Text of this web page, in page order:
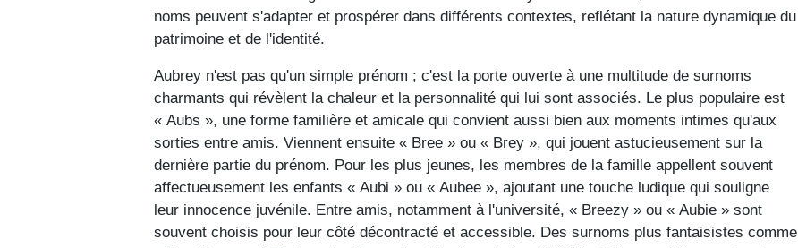
noms peuvent s'adapter et prospérer dans différents contextes, reflétant la nature dynamique du
patrimoine et de l'identité.
Aubrey n'est pas qu'un simple prénom ; c'est la porte ouverte à une multitude de surnoms
charmants qui révèlent la chaleur et la personnalité qui lui sont associés. Le plus populaire est
« Aubs », une forme familière et amicale qui convient aussi bien aux moments intimes qu'aux
sorties entre amis. Viennent ensuite « Bree » ou « Brey », qui jouent astucieusement sur la
dernière partie du prénom. Pour les plus jeunes, les membres de la famille appellent souvent
affectueusement les enfants « Aubi » ou « Aubee », ajoutant une touche ludique qui souligne
leur innocence juvénile. Entre amis, notamment à l'université, « Breezy » ou « Aubie » sont
souvent choisis pour leur côté décontracté et accessible. Des surnoms plus fantaisistes comme